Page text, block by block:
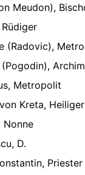
Meudon),
(Radovic),
Metropolit
Kreta, Heiliger
Nonne
D.
Priester